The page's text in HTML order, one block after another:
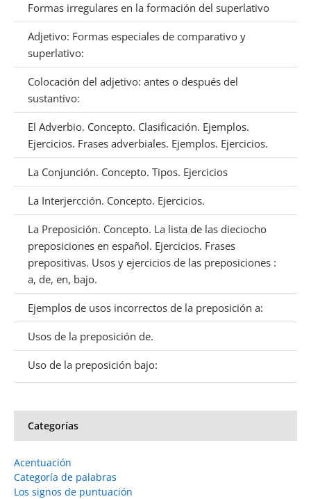
Formas irregulares en la formación del superlativo
Adjetivo: Formas especiales de comparativo y
superlativo:
Colocación del adjetivo: antes o después del
sustantivo:
El Adverbio. Concepto. Clasificación. Ejemplos.
Ejercicios. Frases adverbiales. Ejemplos. Ejercicios.
La Conjunción. Concepto. Tipos. Ejercicios
La Interjercción. Concepto. Ejercicios.
La Preposición. Concepto. La lista de las dieciocho
preposiciones en español. Ejercicios. Frases
prepositivas. Usos y ejercicios de las preposiciones :
a, de, en, bajo.
Ejemplos de usos incorrectos de la preposición a:
Usos de la preposición de.
Uso de la preposición bajo:
Categorías
Acentuación
Categoría de palabras
Los signos de puntuación